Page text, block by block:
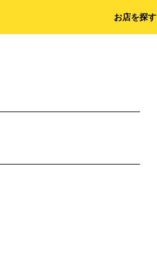
お店を探す